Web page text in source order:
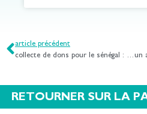
article précédent
collecte de dons pour le sénégal : l’engagement de l’aiem et de l’irts de lorraine
RETOURNER SUR LA